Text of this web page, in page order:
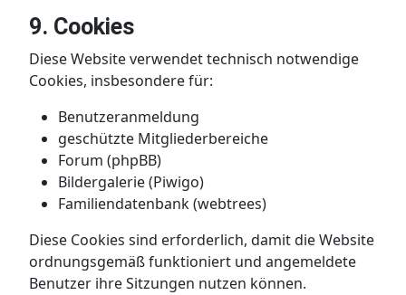
9. Cookies
Diese Website verwendet technisch notwendige
Cookies, insbesondere für:
Benutzeranmeldung
geschützte Mitgliederbereiche
Forum (phpBB)
Bildergalerie (Piwigo)
Familiendatenbank (webtrees)
Diese Cookies sind erforderlich, damit die Website
ordnungsgemäß funktioniert und angemeldete
Benutzer ihre Sitzungen nutzen können.